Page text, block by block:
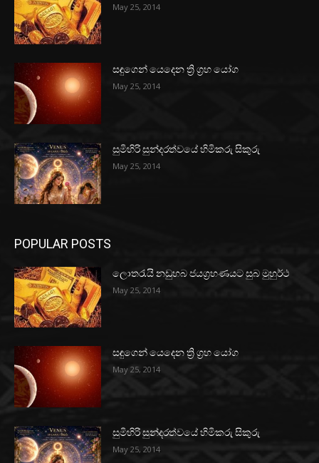
May 25, 2014
සඳුගෙන් යෙදෙන ත්‍රි ග්‍රහ යෝග
May 25, 2014
සුමිහිරි සුන්දරත්වයේ හිමිකරු සිකුරු
May 25, 2014
POPULAR POSTS
ලොතරැයි නඩුහබ ජයග්‍රහණයට සුබ මුහුර්ථ
May 25, 2014
සඳුගෙන් යෙදෙන ත්‍රි ග්‍රහ යෝග
May 25, 2014
සුමිහිරි සුන්දරත්වයේ හිමිකරු සිකුරු
May 25, 2014